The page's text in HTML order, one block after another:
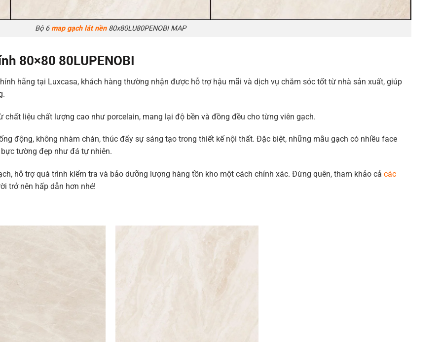
Bộ 6 map gạch lát nền80x80LU80PENOBI MAP
80×80 80LUPENOBI
hãng tại Luxcasa, khách hàng thường nhận được hỗ trợ hậu mãi và dịch vụ chăm sóc tốt từ nhà sản xuất, giúp
liệu chất lượng cao như porcelain, mang lại độ bền và đồng đều cho từng viên gạch.
động, không nhàm chán, thúc đẩy sự sáng tạo trong thiết kế nội thất. Đặc biệt, những mẫu gạch có nhiều face
tường đẹp như đá tự nhiên.
hỗ trợ quá trình kiểm tra và bảo dưỡng lượng hàng tồn kho một cách chính xác. Đừng quên, tham khảo cả các
trở nên hấp dẫn hơn nhé!